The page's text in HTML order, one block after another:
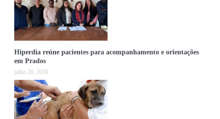
Hiperdia reúne pacientes para acompanhamento e orientações
em Prados
julho 20, 2026